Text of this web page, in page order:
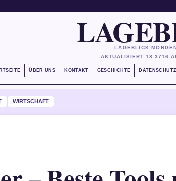
LAGEBLICK
AKTUALISIERT 18:3716
ÜBER UNS KONTAKT GESCHICHTE
WIRTSCHAFT